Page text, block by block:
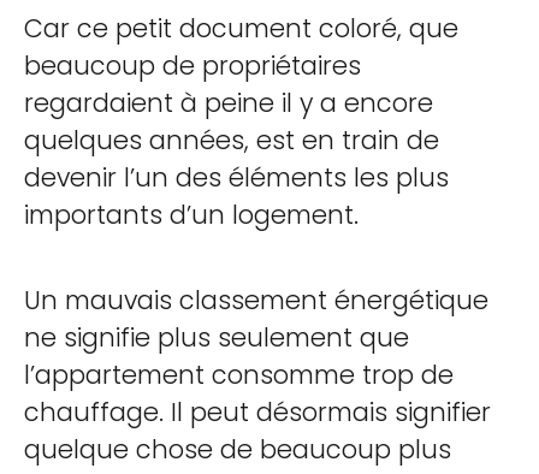
Car ce petit document coloré, que
beaucoup de propriétaires
regardaient à peine il y a encore
quelques années, est en train de
devenir l’un des éléments les plus
importants d’un logement.
Un mauvais classement énergétique
ne signifie plus seulement que
l’appartement consomme trop de
chauffage. Il peut désormais signifier
quelque chose de beaucoup plus